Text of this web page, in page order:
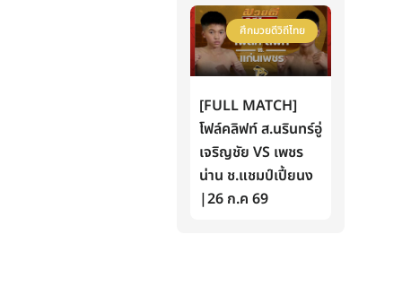
ศึกมวยดีวิถีไทย
[FULL MATCH]
โฟล์คลิฟท์ ส.นรินทร์อู่
เจริญชัย VS เพชร
น่าน ช.แชมป์เปี้ยนง
|26 ก.ค 69